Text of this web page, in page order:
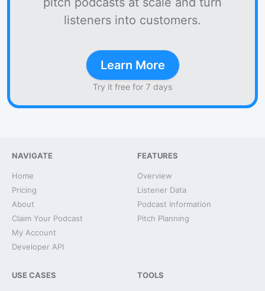
listeners into customers.
Learn More
Try it free for 7 days
NAVIGATE
Home
Pricing
About
Claim Your Podcast
My Account
Developer API
FEATURES
Overview
Listener Data
Podcast Information
Pitch Planning
USE CASES TOOLS